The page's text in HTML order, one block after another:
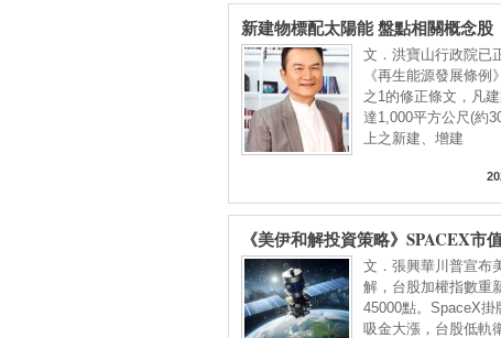
新建物標配太陽能 盤點相關概念股
文．洪寶山行政院已
《再生能源發展條例
之1的修正條文，凡
達1,000平方公尺(約
上之新建、增建
《美伊和解投資策略》SPACEX市
買盤進駐太空股 張虔生登首富 AI封
主流
文．張興華川普宣布
解，台股加權指數重
45000點。SpaceX掛
吸金大漲，台股低軌